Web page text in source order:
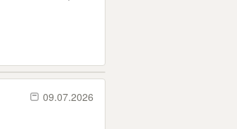
09.07.2026